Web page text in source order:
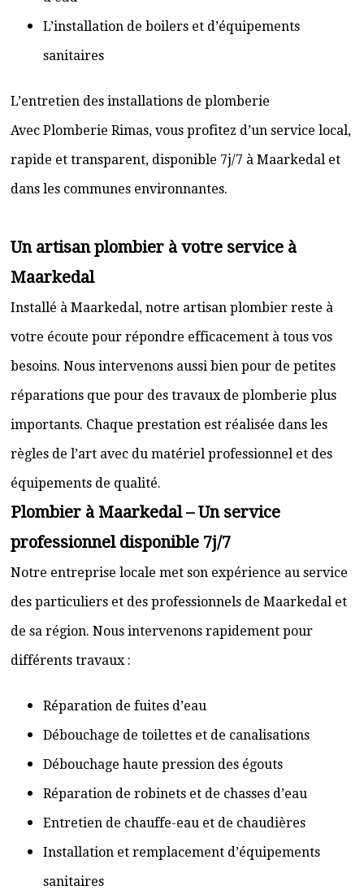
L’installation de boilers et d’équipements
sanitaires
L’entretien des installations de plomberie
Avec Plomberie Rimas, vous profitez d’un service local,
rapide et transparent, disponible 7j/7 à Maarkedal et
dans les communes environnantes.
Un artisan plombier à votre service à
Maarkedal
Installé à Maarkedal, notre artisan plombier reste à
votre écoute pour répondre efficacement à tous vos
besoins. Nous intervenons aussi bien pour de petites
réparations que pour des travaux de plomberie plus
importants. Chaque prestation est réalisée dans les
règles de l’art avec du matériel professionnel et des
équipements de qualité.
Plombier à Maarkedal – Un service
professionnel disponible 7j/7
Notre entreprise locale met son expérience au service
des particuliers et des professionnels de Maarkedal et
de sa région. Nous intervenons rapidement pour
différents travaux :
Réparation de fuites d’eau
Débouchage de toilettes et de canalisations
Débouchage haute pression des égouts
Réparation de robinets et de chasses d’eau
Entretien de chauffe-eau et de chaudières
Installation et remplacement d’équipements
sanitaires